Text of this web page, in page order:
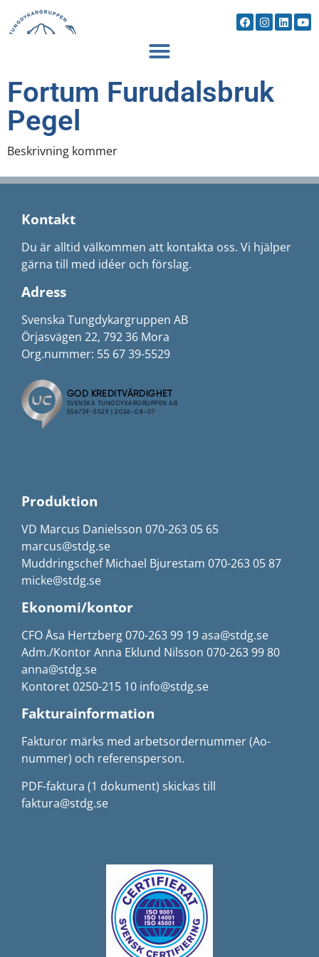
Fortum Furudalsbruk
Pegel
Beskrivning kommer
Kontakt
Du är alltid välkommen att kontakta oss. Vi hjälper
gärna till med idéer och förslag.
Adress
Svenska Tungdykargruppen AB
Örjasvägen 22, 792 36 Mora
Org.nummer: 55 67 39-5529
Produktion
VD Marcus Danielsson 070-263 05 65
marcus@stdg.se
Muddringschef Michael Bjurestam 070-263 05 87
micke@stdg.se
Ekonomi/kontor
CFO Åsa Hertzberg 070-263 99 19 asa@stdg.se
Adm./Kontor Anna Eklund Nilsson 070-263 99 80
anna@stdg.se
Kontoret 0250-215 10 info@stdg.se
Fakturainformation
Fakturor märks med arbetsordernummer (Ao-
nummer) och referensperson.
PDF-faktura (1 dokument) skickas till
faktura@stdg.se